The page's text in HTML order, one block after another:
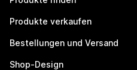
Produkte verkaufen
Bestellungen und Versand
Shop-Design